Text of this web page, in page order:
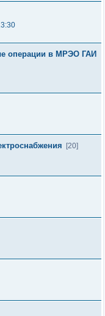
операции в МРЭО ГАИ
[20]